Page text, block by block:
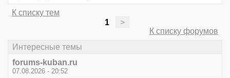
К списку тем
1
>
К списку форумов
Интересные темы
forums-kuban.ru
07.08.2026 - 20:52